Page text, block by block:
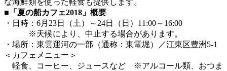
■「夏の船カフェ2018」概要
・日時：6月23日（土）～24日（日）11:00～16:00
※天候により、中止する場合があります。
・場所：東雲運河の一部（通称：東電堀）／江東区豊洲5-1
＜カフェメニュー＞
軽食、コーヒー、ジュースなど ※アルコール類、おつま